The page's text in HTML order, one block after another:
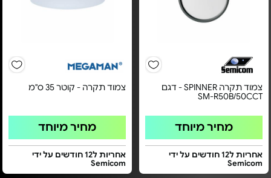
צמוד תקרה SPINNER - דגם
SM-R50B/50CCT
מחיר מיוחד
אחריות ל12 חודשים על ידי
Semicom
צמוד תקרה - קוטר 35 ס"מ
מחיר מיוחד
אחריות ל12 חודשים על ידי
Semicom